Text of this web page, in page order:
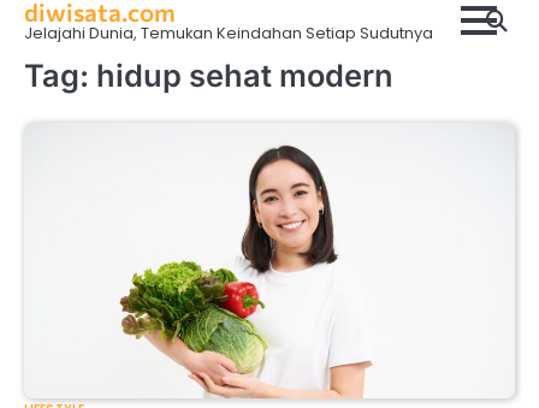
Skip
content
diwisata.com
Jelajahi Dunia, Temukan Keindahan Setiap Sudutnya
Tag: hidup sehat modern